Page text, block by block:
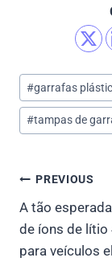
Post
Tags:
#garrafas
#tampas de
Post
PREVIOUS
A tão
de íons de lítio
para veículos